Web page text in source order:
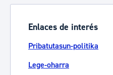
Enlaces de interés
Pribatutasun-politika
Lege-oharra